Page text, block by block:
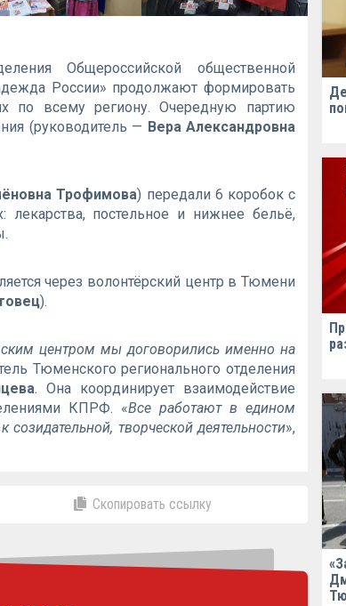
Общероссийской общественной
России» продолжают формировать
по всему региону. Очередную партию
(руководитель — Вера Александровна
Трофимова) передали 6 коробок с
постельное и нижнее бельё,
через волонтёрский центр в Тюмени
).
центром мы договорились именно на
Тюменского регионального отделения
. Она координирует взаимодействие
КПРФ. «Все работают в едином
творческой деятельности»,
Скопировать ссылку